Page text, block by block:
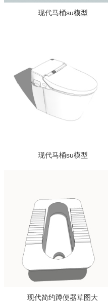
现代马桶su模型
现代马桶su模型
现代简约蹲便器草图大